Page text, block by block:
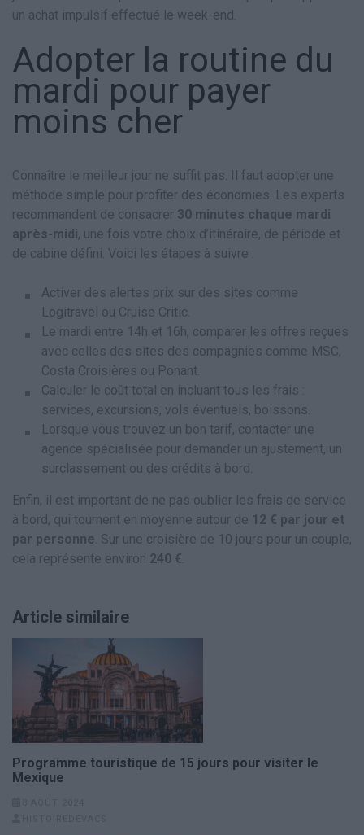
un achat impulsif effectué le week-end.
Adopter la routine du
mardi pour payer
moins cher
Connaître le meilleur jour ne suffit pas. Il faut adopter une
méthode simple pour profiter des économies. Les experts
recommandent de consacrer 30 minutes chaque mardi
après-midi, une fois votre choix d’itinéraire, de période et
de cabine défini. Voici les étapes à suivre :
Activer des alertes prix sur des sites comme
Logitravel ou Cruise Critic.
Le mardi entre 14h et 16h, comparer les offres reçues
avec celles des sites des compagnies comme MSC,
Costa Croisières ou Ponant.
Calculer le coût total en incluant tous les frais :
services, excursions, vols éventuels, boissons.
Lorsque vous trouvez un bon tarif, contacter une
agence spécialisée pour demander un ajustement, un
surclassement ou des crédits à bord.
Enfin, il est important de ne pas oublier les frais de service
à bord, qui tournent en moyenne autour de 12 € par jour et
par personne . Sur une croisière de 10 jours pour un couple,
cela représente environ 240 €
Article similaire
Programme touristique de 15 jours pour visiter le
Mexique